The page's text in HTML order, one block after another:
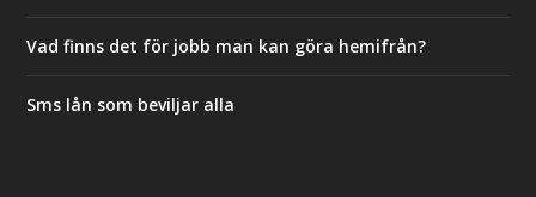
Vad finns det för jobb man kan göra hemifrån?
Sms lån som beviljar alla